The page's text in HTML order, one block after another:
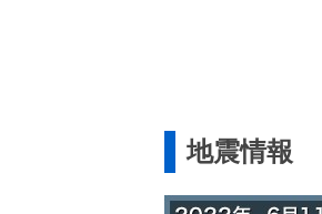
地震情報